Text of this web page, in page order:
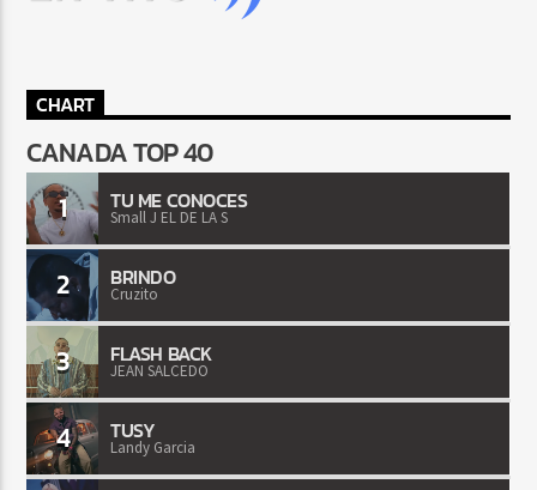
CHART
CANADA TOP 40
1 TU ME CONOCES
Small J EL DE LA S
2 BRINDO
Cruzito
3 FLASH BACK
JEAN SALCEDO
4 TUSY
Landy Garcia